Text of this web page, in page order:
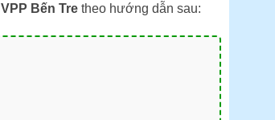
VPP Bến Tretheo hướng dẫn sau: